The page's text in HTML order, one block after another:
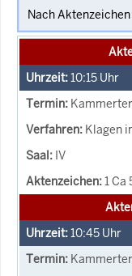
10:15 Uhr
Klagen
IV
1 Ca
10:45 Uhr